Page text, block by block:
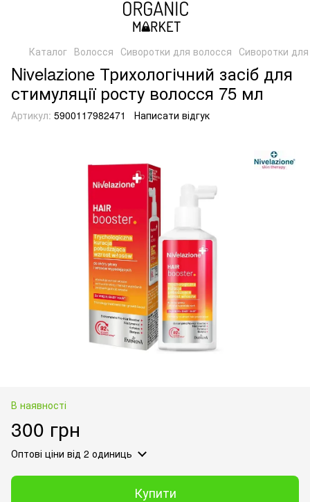
Каталог Волосся Сиворотки для волосся Сиворотки
Nivelazione Трихологічний засіб для
стимуляції росту волосся 75 мл
Артикул: 5900117982471 Написати відгук
В наявності
300 грн
Оптові ціни від 2 одиниць
Купити